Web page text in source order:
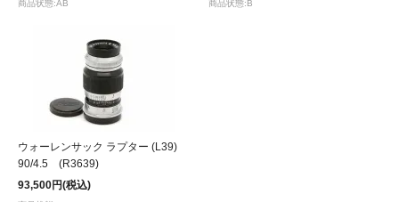
商品状態:AB 商品状態:B
ウォーレンサック ラプター (L39)
90/4.5 (R3639)
93,500円(税込)